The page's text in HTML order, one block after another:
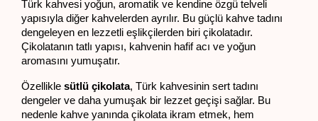
Türk kahvesi yoğun, aromatik ve kendine özgü telveli
yapısıyla diğer kahvelerden ayrılır. Bu güçlü kahve tadını
dengeleyen en lezzetli eşlikçilerden biri çikolatadır.
Çikolatanın tatlı yapısı, kahvenin hafif acı ve yoğun
aromasını yumuşatır.
Özellikle sütlü çikolata, Türk kahvesinin sert tadını
dengeler ve daha yumuşak bir lezzet geçişi sağlar. Bu
nedenle kahve yanında çikolata ikram etmek, hem